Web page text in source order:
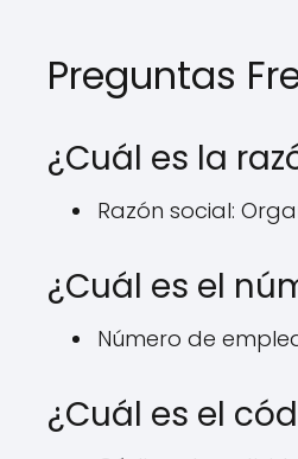
Preguntas
¿Cuál es la
Razón social:
¿Cuál es el
Número de
¿Cuál es el